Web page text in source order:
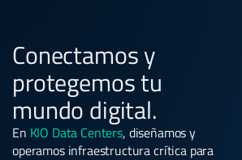
Conectamos y
protegemos tu
mundo digital.
En KIO Data Centers, diseñamos y
operamos infraestructura crítica para